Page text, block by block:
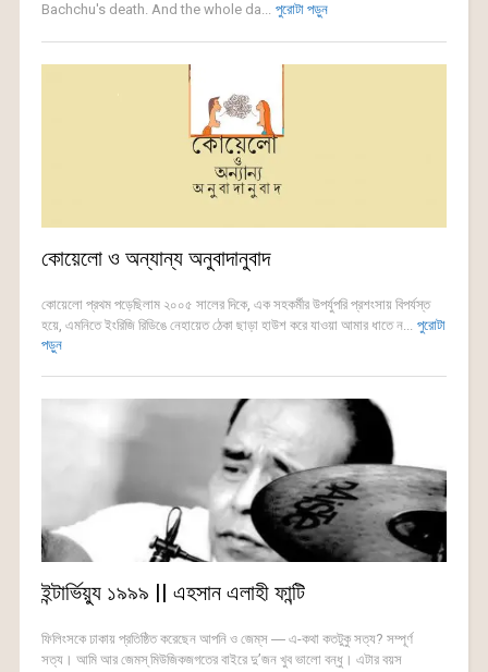
Bachchu's death. And the whole da... পুরোটা পড়ুন
কোয়েলো ও অন্যান্য অনুবাদানুবাদ
কোয়েলো প্রথম পড়েছিলাম ২০০৫ সালের দিকে, এক সহকর্মীর উপর্যুপরি প্রশংসায় বিপর্যস্ত
হয়ে, এমনিতে ইংরিজি রিডিঙে নেহায়েত ঠেকা ছাড়া হাউশ করে যাওয়া আমার ধাতে ন... পুরোটা
পড়ুন
ইন্টার্ভিয়্যু ১৯৯৯ || এহসান এলাহী ফান্টি
ফিলিংসকে ঢাকায় প্রতিষ্ঠিত করেছেন আপনি ও জেম্‌স ― এ-কথা কতটুকু সত্য? সম্পূর্ণ
সত্য। আমি আর জেমস্ মিউজিকজগতের বাইরে দু’জন খুব ভালো বন্ধু। এটার বয়স